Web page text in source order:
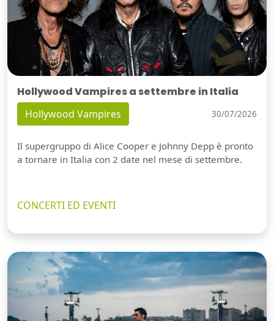
Hollywood Vampires a settembre in Italia
Hollywood Vampires 30/07/2026
Il supergruppo di Alice Cooper e Johnny Depp è pronto
a tornare in Italia con 2 date nel mese di settembre.
CONCERTI ED EVENTI